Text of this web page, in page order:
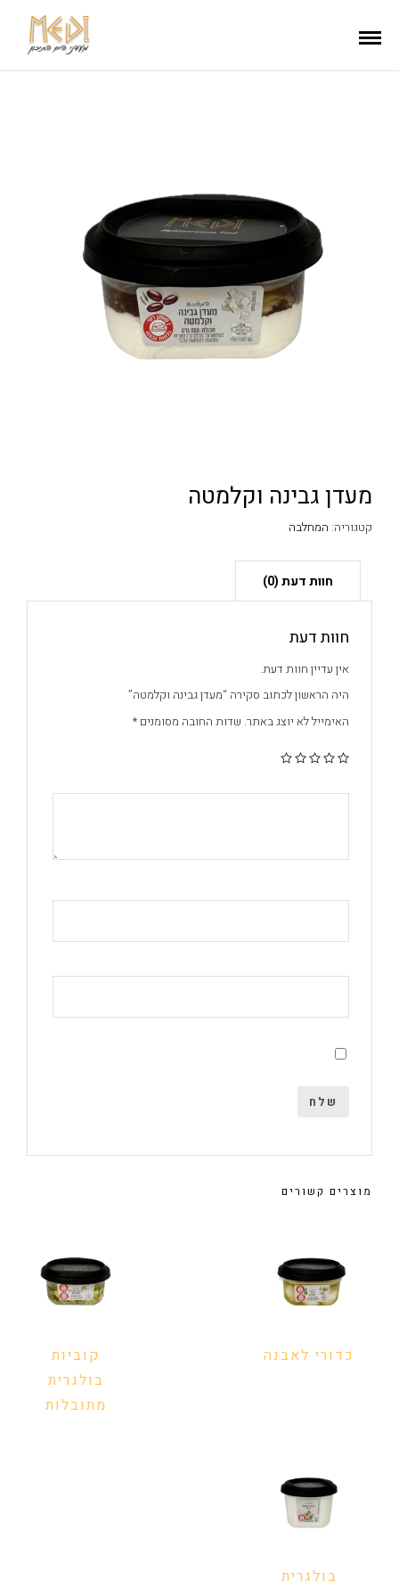
מעדן גבינה וקלמטה
קטגוריה: המחלבה
חוות דעת
אין עדיין חוות דעת.
היה הראשון לכתוב סקירה “מעדן גבינה וקלמטה”
האימייל לא יוצג באתר. שדות החובה מסומנים *
מוצרים קשורים
כדורי לאבנה
קוביות
בולגרית
מתובלות
בולגרית